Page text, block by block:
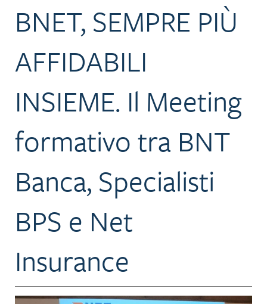
BNET, SEMPRE PIÙ
AFFIDABILI
INSIEME. Il Meeting
formativo tra BNT
Banca, Specialisti
BPS e Net
Insurance